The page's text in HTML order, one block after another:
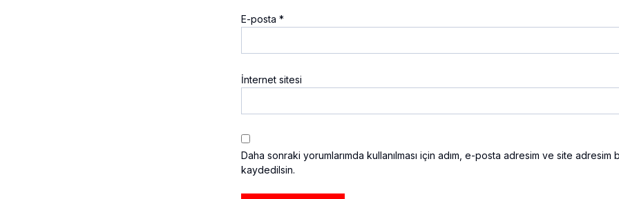
E-posta*
İnternet sitesi
Daha sonraki yorumlarımda kullanılması için adım, e-posta adresim ve site adresim
kaydedilsin.